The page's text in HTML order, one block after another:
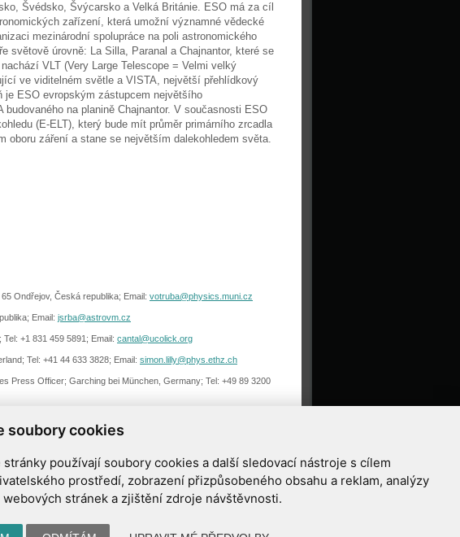
soubory cookies
používají soubory cookies a další sledovací nástroje s cílem
prostředí, zobrazení přizpůsobeného obsahu a reklam, analýzy
stránek a zjištění zdroje návštěvnosti.
Švédsko, Švýcarsko a Velká Británie. ESO má za cíl
zařízení, která umožní významné vědecké
mezinárodní spolupráce na poli astronomického
světově úrovně: La Silla, Paranal a Chajnantor, které se
VLT (Very Large Telescope = Velmi velký
ve viditelném světle a VISTA, největší přehlídkový
je ESO evropským zástupcem největšího
na planině Chajnantor. V současnosti ESO
(E-ELT), který bude mít průměr primárního zrcadla
oboru záření a stane se největším dalekohledem světa.
Ondřejov, Česká republika; Email: votruba@physics.muni.cz
Email: jsrba@astrovm.cz
+1 831 459 5891; Email: cantal@ucolick.org
Tel: +41 44 633 3828; Email: simon.lilly@phys.ethz.ch
Press Officer; Garching bei München, Germany; Tel: +49 89 3200
Science Outreach Network) je skupina spolupracovníku z
osoby pro lokální média.
757 01 Valašské Meziříčí